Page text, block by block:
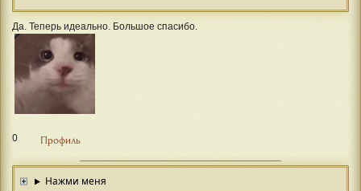
Да. Теперь идеально. Большое спасибо.
0 Профиль
Нажми меня